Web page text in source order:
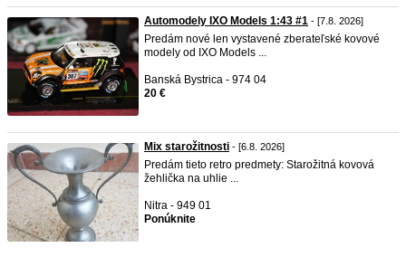
Automodely IXO Models 1:43 #1 - [7.8. 2026]
Predám nové len vystavené zberateľské kovové
modely od IXO Models ...
Banská Bystrica - 974 04
20 €
Mix starožitnosti - [6.8. 2026]
Predám tieto retro predmety: Starožitná kovová
žehlička na uhlie ...
Nitra - 949 01
Ponúknite